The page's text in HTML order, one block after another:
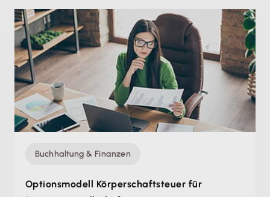
Buchhaltung & Finanzen
Optionsmodell Körperschaftsteuer für